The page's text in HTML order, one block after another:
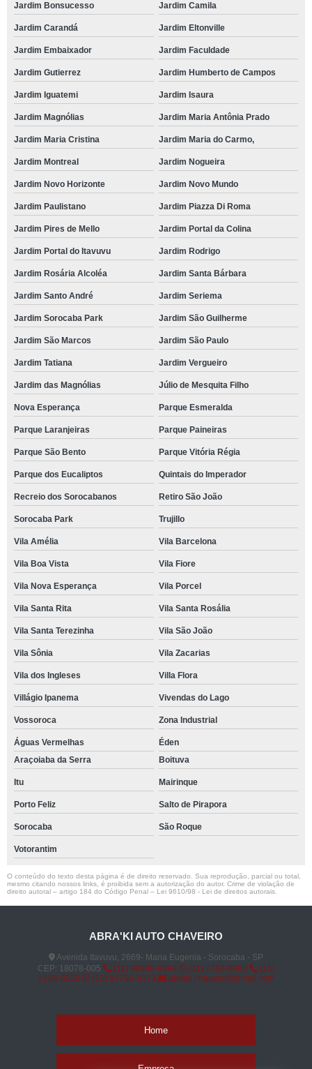
Jardim Bonsucesso Jardim Camila
Jardim Carandá Jardim Eltonville
Jardim Embaixador Jardim Faculdade
Jardim Gutierrez Jardim Humberto de Campos
Jardim Iguatemi Jardim Isaura
Jardim Magnólias Jardim Maria Antônia Prado
Jardim Maria Cristina Jardim Maria do Carmo,
Jardim Montreal Jardim Nogueira
Jardim Novo Horizonte Jardim Novo Mundo
Jardim Paulistano Jardim Piazza Di Roma
Jardim Pires de Mello Jardim Portal da Colina
Jardim Portal do Itavuvu Jardim Rodrigo
Jardim Rosária Alcoléa Jardim Santa Bárbara
Jardim Santo André Jardim Seriema
Jardim Sorocaba Park Jardim São Guilherme
Jardim São Marcos Jardim São Paulo
Jardim Tatiana Jardim Vergueiro
Jardim das Magnólias Júlio de Mesquita Filho
Nova Esperança Parque Esmeralda
Parque Laranjeiras Parque Paineiras
Parque São Bento Parque Vitória Régia
Parque dos Eucaliptos Quintais do Imperador
Recreio dos Sorocabanos Retiro São João
Sorocaba Park Trujillo
Vila Amélia Vila Barcelona
Vila Boa Vista Vila Fiore
Vila Nova Esperança Vila Porcel
Vila Santa Rita Vila Santa Rosália
Vila Santa Terezinha Vila São João
Vila Sônia Vila Zacarias
Vila dos Ingleses Villa Flora
Villágio Ipanema Vivendas do Lago
Vossoroca Zona Industrial
Águas Vermelhas
Éden
Araçoiaba da Serra
Boituva
Itu Mairinque
Porto Feliz Salto de Pirapora
Sorocaba São Roque
Votorantim
O conteúdo do texto desta página é de direito reservado. Sua reprodução, parcial ou total,
mesmo citando nossos links, é proibida sem a autorização do autor. Crime de violação de
direito autoral – artigo 184 do Código Penal – Lei 9610/98 - Lei de direitos autorais
ABRA'KI AUTO CHAVEIRO
Avenida Itavuvu, 2669- Maria Eugenia - Sorocaba - SP
CEP: 18078-005
(11) 99999-9999 (11) 7788-8888
(15)
2104-8520
(15) 99796-9373 abraki.chaveiro@gmail.com
Home